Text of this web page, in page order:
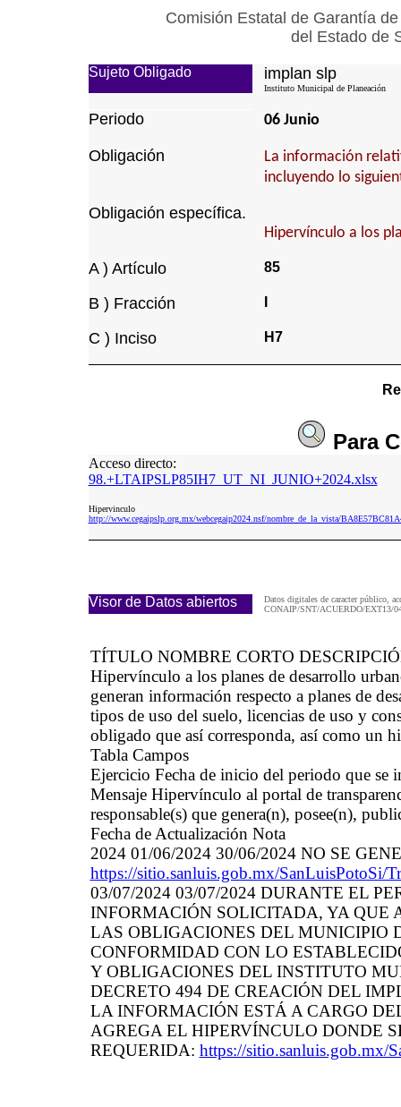
Comisión Estatal de Garantía
del Estado de
Sujeto Obligado implan slp
Instituto Municipal de Planeación
Periodo 06 Junio
Obligación
La información
incluyendo lo
Obligación específica.
Hipervínculo a los
A ) Artículo 85
B ) Fracción
C ) Inciso H7
Para
Acceso directo:
98.+LTAIPSLP85IH7_UT_NI_JUNIO+2024.xlsx
Hipervinculo
http://www.cegaipslp.org.mx/webcegaip2024.nsf/nombre_de_la_vista/
Visor de Datos abiertos
Datos digitales de caracter público,
CONAIP/SNT/ACUERDO/EXT13/
TÍTULO NOMBRE CORTO
Hipervínculo a los planes de desarrollo
generan información respecto a planes de
tipos de uso del suelo, licencias de uso y
obligado que así corresponda, así como un
Tabla Campos
Ejercicio Fecha de inicio del periodo que se
Mensaje Hipervínculo al portal de
responsable(s) que genera(n), posee(n),
Fecha de Actualización Nota
2024 01/06/2024 30/06/2024 NO SE
https://sitio.sanluis.gob.mx/SanLuisPotoSi/
03/07/2024 03/07/2024 DURANTE EL
INFORMACIÓN SOLICITADA, YA QUE
LAS OBLIGACIONES DEL MUNICIPIO
CONFORMIDAD CON LO
Y OBLIGACIONES DEL INSTITUTO
DECRETO 494 DE CREACIÓN DEL
LA INFORMACIÓN ESTÁ A CARGO
AGREGA EL HIPERVÍNCULO DONDE
REQUERIDA: https://sitio.sanluis.gob.mx/